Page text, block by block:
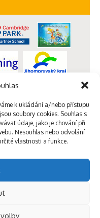
k ukládání a/nebo přístupu
soubory cookies. Souhlas s
údaje, jako je chování při
Nesouhlas nebo odvolání
vlastnosti a funkce.